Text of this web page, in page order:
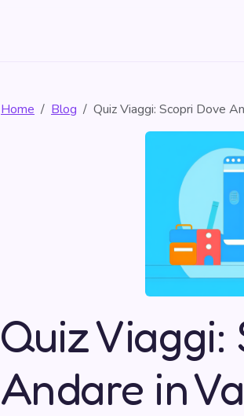
Home Blog Quiz Viaggi: Scopri Dove
Quiz Viaggi:
Andare in